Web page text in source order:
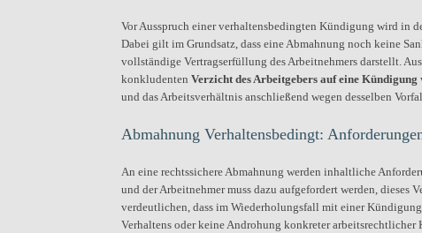
Vor Ausspruch einer verhaltensbedingten Kündigung wird in
Dabei gilt im Grundsatz, dass eine Abmahnung noch keine
vollständige Vertragserfüllung des Arbeitnehmers darstellt.
konkludenten Verzicht des Arbeitgebers auf eine Kündigung
und das Arbeitsverhältnis anschließend wegen desselben
Abmahnung Verhaltensbedingt:
An eine rechtssichere Abmahnung werden inhaltliche
und der Arbeitnehmer muss dazu aufgefordert werden,
verdeutlichen, dass im Wiederholungsfall mit einer
Verhaltens oder keine Androhung konkreter